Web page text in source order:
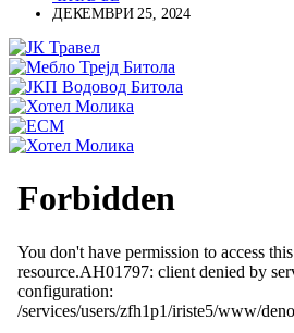
ДЕКЕМВРИ 25, 2024